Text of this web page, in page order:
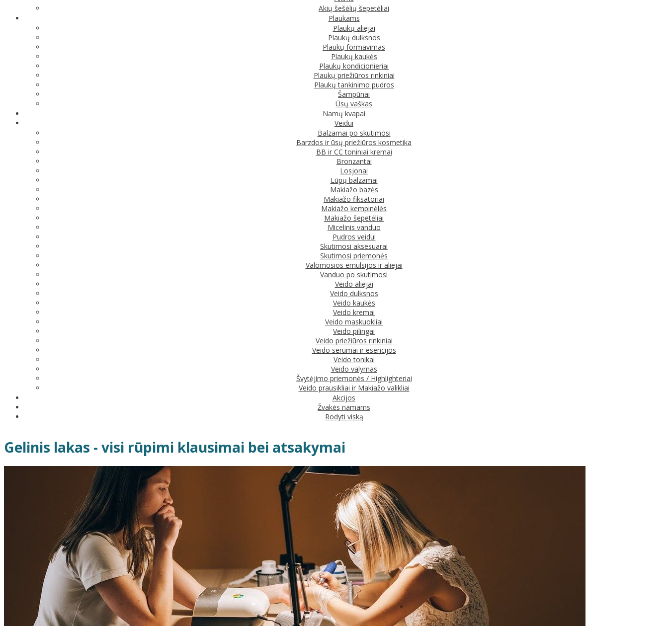
Akių šešėlių šepetėliai
Plaukams
Plaukų aliejai
Plaukų dulksnos
Plaukų formavimas
Plaukų kaukės
Plaukų kondicionieriai
Plaukų priežiūros rinkiniai
Plaukų tankinimo pudros
Šampūnai
Ūsų vaškas
Namų kvapai
Veidui
Balzamai po skutimosi
Barzdos ir ūsų priežiūros kosmetika
BB ir CC toniniai kremai
Bronzantai
Losjonai
Lūpų balzamai
Makiažo bazės
Makiažo fiksatoriai
Makiažo kempinėlės
Makiažo šepetėliai
Micelinis vanduo
Pudros veidui
Skutimosi aksesuarai
Skutimosi priemonės
Valomosios emulsijos ir aliejai
Vanduo po skutimosi
Veido aliejai
Veido dulksnos
Veido kaukės
Veido kremai
Veido maskuokliai
Veido pilingai
Veido priežiūros rinkiniai
Veido serumai ir esencijos
Veido tonikai
Veido valymas
Švytėjimo priemonės / Highlighteriai
Veido prausikliai ir Makiažo valikliai
Akcijos
Žvakės namams
Rodyti viską
Gelinis lakas - visi rūpimi klausimai bei atsakymai